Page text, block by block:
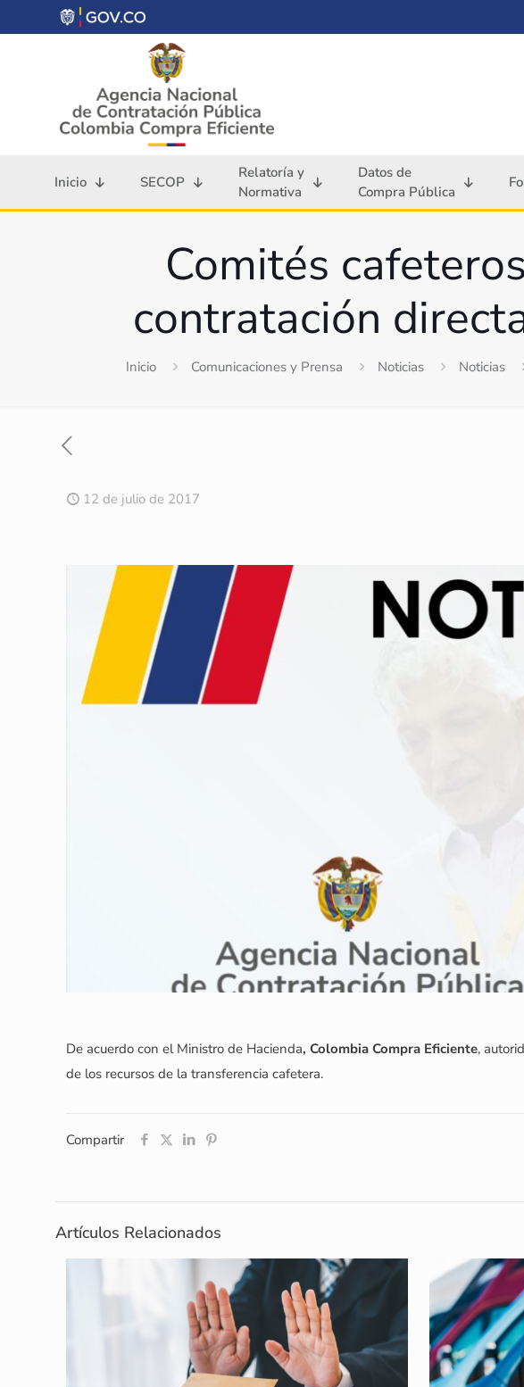
Inicio SECOP
Relatoría y
Normativa
Datos de
Compra Pública
Comités
contratación
Inicio Comunicaciones y Prensa Noticias Noticias
12 de julio de 2017
De acuerdo con el Ministro de Hacienda, Colombia Compra Eficiente,
de los recursos de la transferencia cafetera.
Compartir
Artículos Relacionados